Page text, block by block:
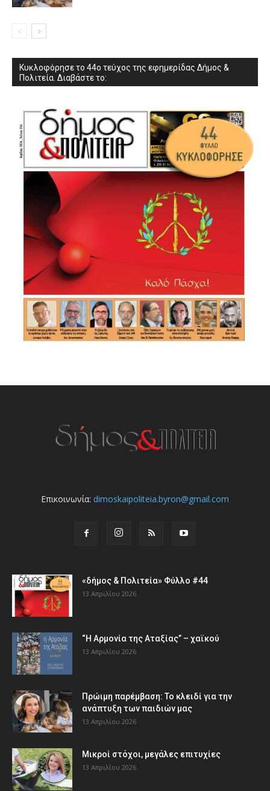
Κυκλοφόρησε το 44ο τεύχος της εφημερίδας Δήμος &
Πολιτεία. Διαβάστε το:
Επικοινωνία: dimoskaipoliteia.byron@gmail.com
«δήμος & Πολιτεία» Φύλλο #44
13 Απριλίου 2026
“Η Αρμονία της Αταξίας” – χαϊκού
13 Απριλίου 2026
Πρώιμη παρέμβαση: Το κλειδί για την
ανάπτυξη των παιδιών µας
13 Απριλίου 2026
Μικροί στόχοι, μεγάλες επιτυχίες
13 Απριλίου 2026